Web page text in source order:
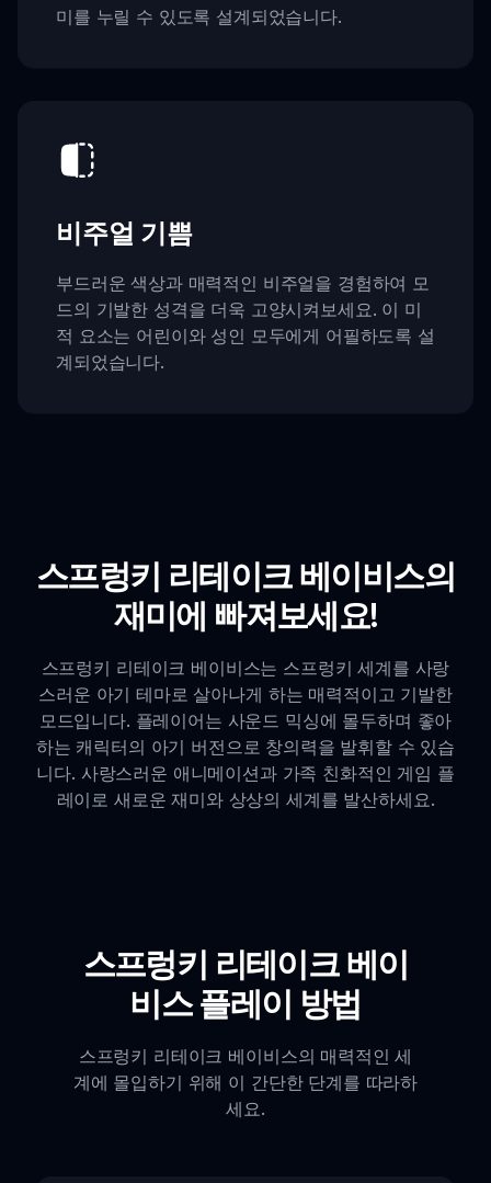
미를 누릴 수 있도록 설계되었습니다.
비주얼 기쁨
부드러운 색상과 매력적인 비주얼을 경험하여 모
드의 기발한 성격을 더욱 고양시켜보세요. 이 미
적 요소는 어린이와 성인 모두에게 어필하도록 설
계되었습니다.
스프렁키 리테이크 베이비스의
재미에 빠져보세요!
스프렁키 리테이크 베이비스는 스프렁키 세계를 사랑
스러운 아기 테마로 살아나게 하는 매력적이고 기발한
모드입니다. 플레이어는 사운드 믹싱에 몰두하며 좋아
하는 캐릭터의 아기 버전으로 창의력을 발휘할 수 있습
니다. 사랑스러운 애니메이션과 가족 친화적인 게임 플
레이로 새로운 재미와 상상의 세계를 발산하세요.
스프렁키 리테이크 베이
비스 플레이 방법
스프렁키 리테이크 베이비스의 매력적인 세
계에 몰입하기 위해 이 간단한 단계를 따라하
세요.